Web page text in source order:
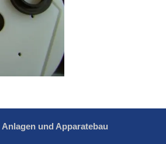
Anlagen und Apparatebau